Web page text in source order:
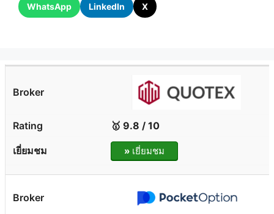
WhatsApp LinkedIn X
🥇 9.8 / 10
»เยี่ยมชม